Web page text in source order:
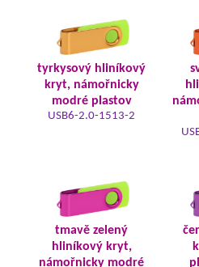
tyrkysový hliníkový
kryt, námořnicky
modré plastov
USB6-2.0-1513-2
tmavě zelený
hliníkový kryt,
námořnicky modré